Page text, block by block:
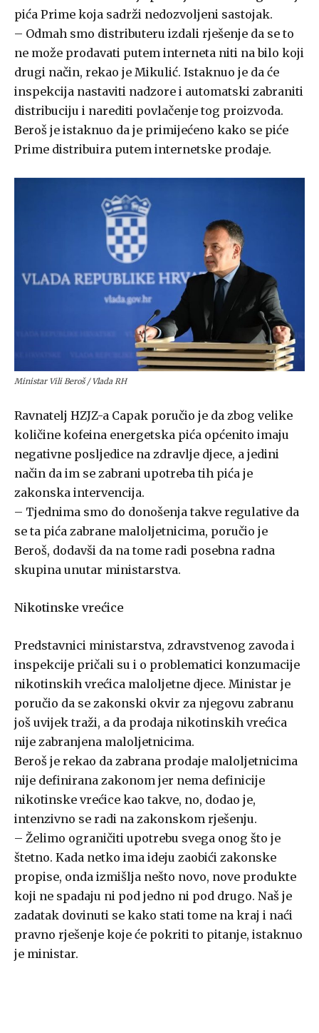
pića Prime koja sadrži nedozvoljeni sastojak.
– Odmah smo distributeru izdali rješenje da se to
ne može prodavati putem interneta niti na bilo koji
drugi način, rekao je Mikulić. Istaknuo je da će
inspekcija nastaviti nadzore i automatski zabraniti
distribuciju i narediti povlačenje tog proizvoda.
Beroš je istaknuo da je primijećeno kako se piće
Prime distribuira putem internetske prodaje.
Ministar Vili Beroš / Vlada RH
Ravnatelj HZJZ-a Capak poručio je da zbog velike
količine kofeina energetska pića općenito imaju
negativne posljedice na zdravlje djece, a jedini
način da im se zabrani upotreba tih pića je
zakonska intervencija.
– Tjednima smo do donošenja takve regulative da
se ta pića zabrane maloljetnicima, poručio je
Beroš, dodavši da na tome radi posebna radna
skupina unutar ministarstva.
Nikotinske vrećice
Predstavnici ministarstva, zdravstvenog zavoda i
inspekcije pričali su i o problematici konzumacije
nikotinskih vrećica maloljetne djece. Ministar je
poručio da se zakonski okvir za njegovu zabranu
još uvijek traži, a da prodaja nikotinskih vrećica
nije zabranjena maloljetnicima.
Beroš je rekao da zabrana prodaje maloljetnicima
nije definirana zakonom jer nema definicije
nikotinske vrećice kao takve, no, dodao je,
intenzivno se radi na zakonskom rješenju.
– Želimo ograničiti upotrebu svega onog što je
štetno. Kada netko ima ideju zaobići zakonske
propise, onda izmišlja nešto novo, nove produkte
koji ne spadaju ni pod jedno ni pod drugo. Naš je
zadatak dovinuti se kako stati tome na kraj i naći
pravno rješenje koje će pokriti to pitanje, istaknuo
je ministar.